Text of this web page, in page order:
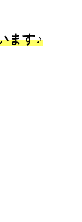
ます♪